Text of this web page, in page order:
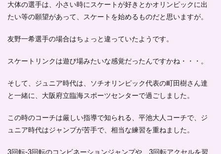
大体の選手は、小さい時にスケートが好きとかオリンピックに出
たい等の願望があって、スケートを始めるものだと思いますが。
友野一希選手の場合はちょっと違っていたようです。
スケートリンクは遊び場みたいな感覚だったんですかね・・・。
そして、ジュニア時代は、ソチオリンピック代表の町田樹さん達
と一緒に、大阪府立臨海スポーツセンターで過ごしました。
この時のコーチは厳しい指導で知られる、平池大人コーチで、ジ
ュニア時代はジャンプが苦手で、相当な練習を重ねました。
3回転-3回転のコンビネーションジャンプや、3回転アクセルを習